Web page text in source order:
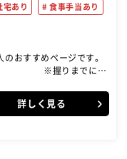
宅あり 食事手当あり
おすすめページです。
ー） ※握りまでには
・接客…お客様のご対応
など ・開店、閉店準備…
詳しく見る